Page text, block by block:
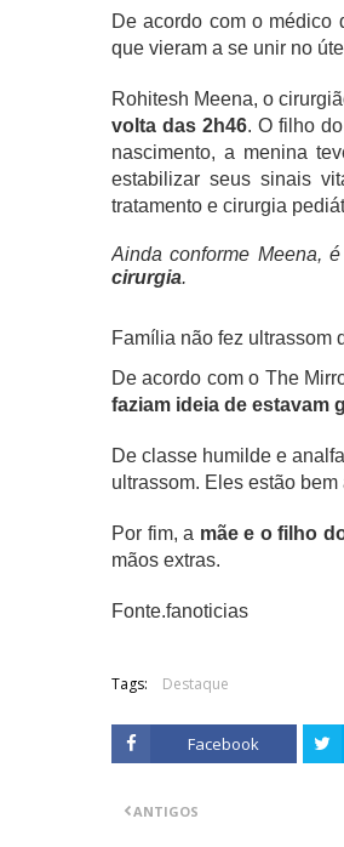
De acordo com o médico
que vieram a se unir no
Rohitesh Meena, o
volta das 2h46. O filho
nascimento, a menina
estabilizar seus sinais
tratamento e cirurgia
Ainda conforme Meena,
cirurgia.
Família não fez ultrassom
De acordo com o The
faziam ideia de estavam
De classe humilde e
ultrassom. Eles estão
Por fim, a mãe e o filho
mãos extras.
Fonte.fanoticias
Tags: Destaque
Facebook
ANTIGOS